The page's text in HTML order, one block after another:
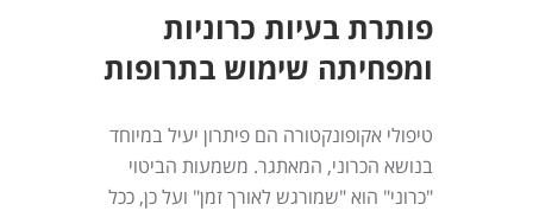
פותרת בעיות כרוניות
ומפחיתה שימוש בתרופות
טיפולי אקופונקטורה הם פיתרון יעיל במיוחד
בנושא הכרוני, המאתגר. משמעות הביטוי
"כרוני" הוא "שמורגש לאורך זמן" ועל כן, ככל